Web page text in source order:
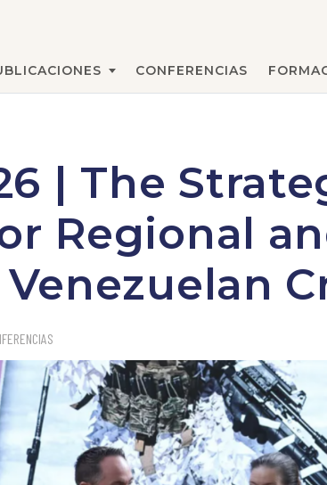
CONFERENCIAS
BUSCAR
| The
Regional